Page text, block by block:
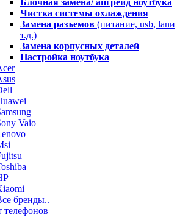
Блочная замена/ апгрейд ноутбука
Чистка системы охлаждения
Замена разъемов (питание, usb, lanи
т.д.)
Замена корпусных деталей
Настройка ноутбука
Vaio
бренды..
телефонов